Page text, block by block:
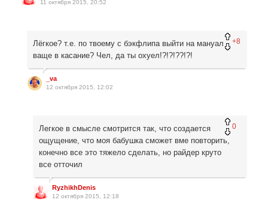
11 октября 2015, 20:52
+8
Лёгкое? т.е. по твоему с бэкфлипа выйти на мануал
ваще в касание? Чел, да ты охуел!?!?!??!?!
_va
12 октября 2015, 12:02
0
Легкое в смысле смотрится так, что создается
ощущение, что моя бабушка сможет вме повторить,
конечно все это тяжело сделать, но райдер круто
все отточил
RyzhikhDenis
12 октября 2015, 12:18